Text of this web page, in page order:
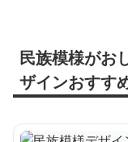
民族模様がお
ザインおすす